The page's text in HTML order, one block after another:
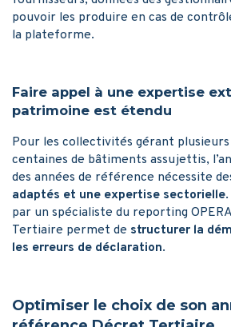
pouvoir les produire en cas de
la plateforme.
Faire appel à une expertise
patrimoine est étendu
Pour les collectivités gérant plusieurs
centaines de bâtiments assujettis,
des années de référence nécessite
adaptés et une expertise sectorielle
par un spécialiste du reporting
Tertiaire permet de structurer la
les erreurs de déclaration.
Optimiser le choix de son